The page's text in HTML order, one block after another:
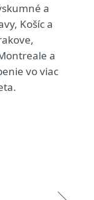
a
Košíc a
a
vo viac